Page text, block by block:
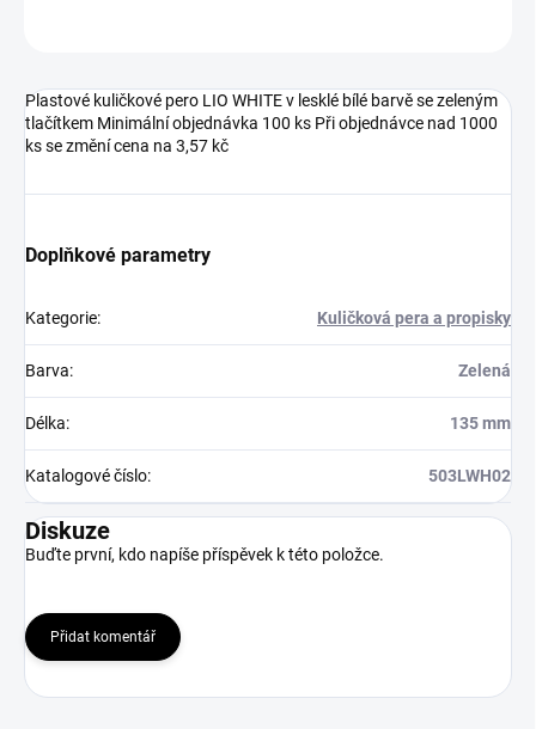
Plastové kuličkové pero LIO WHITE v lesklé bílé barvě se zeleným
tlačítkem Minimální objednávka 100 ks Při objednávce nad 1000
ks se změní cena na 3,57 kč
Doplňkové parametry
Kategorie: Kuličková pera a propisky
Barva: Zelená
Délka: 135 mm
Katalogové číslo: 503LWH02
Diskuze
Buďte první, kdo napíše příspěvek k této položce.
Přidat komentář